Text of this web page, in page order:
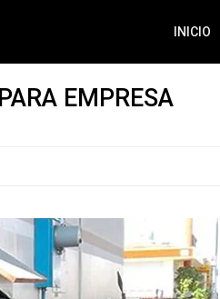
INICIO
EMPRESA